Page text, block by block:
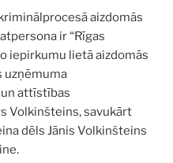
aizdomās
ir “Rīgas
iepirkumu lietā aizdomās
uzņēmuma
attīstības
Volkinšteins, savukārt
dēls Jānis Volkinšteins